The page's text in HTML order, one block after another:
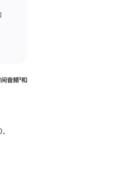
间音频脚
³和